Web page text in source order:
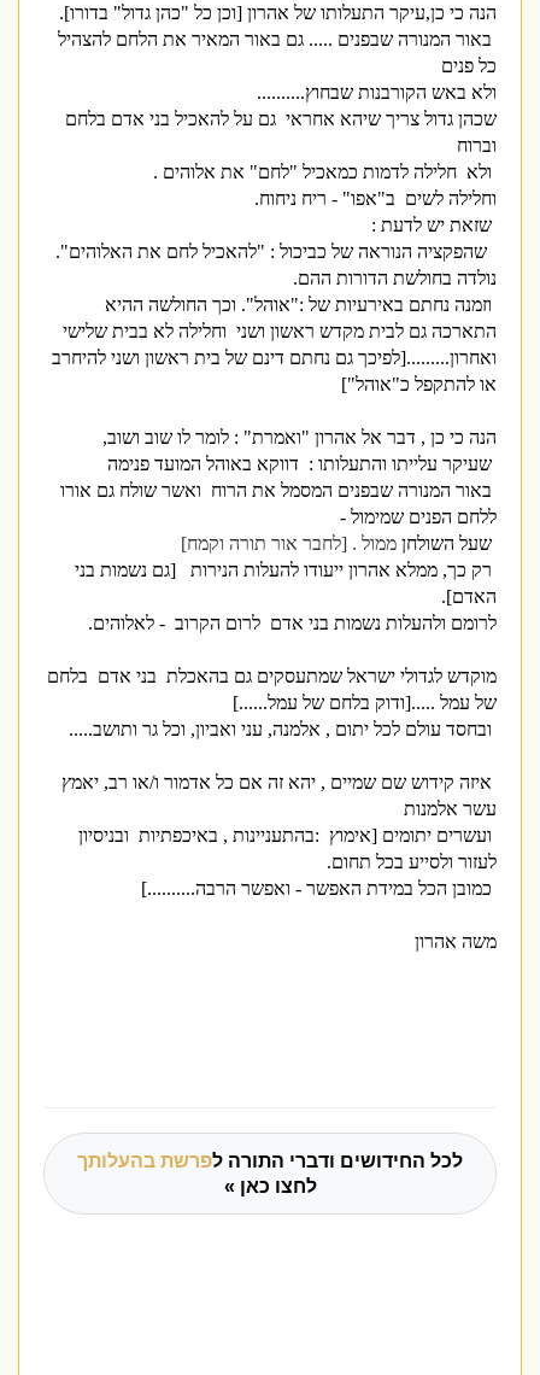
הנה כי כן,עיקר התעלותו של אהרון [וכן כל "כהן גדול" בדורו].
באור המנורה שבפנים ..... גם באור המאיר את הלחם להצהיל
כל פנים
ולא באש הקורבנות שבחוץ..........
שכהן גדול צריך שיהא אחראי גם על להאכיל בני אדם בלחם
וברוח
ולא חלילה לדמות כמאכיל "לחם" את אלוהים .
וחלילה לשים ב"אפו" - ריח ניחוח.
שזאת יש לדעת :
שהפקציה הנוראה של כביכול : "להאכיל לחם את האלוהים".
נולדה בחולשת הדורות ההם.
וזמנה נחתם באירעיות של :"אוהל". וכך החולשה ההיא
התארכה גם לבית מקדש ראשון ושני וחלילה לא בבית שלישי
ואחרון.........[לפיכך גם נחתם דינם של בית ראשון ושני להיחרב
או להתקפל כ"אוהל"]
הנה כי כן , דבר אל אהרון "ואמרת" : לומר לו שוב ושוב,
שעיקר עלייתו והתעלותו : דווקא באוהל המועד פנימה
באור המנורה שבפנים המסמל את הרוח ואשר שולח גם אורו
ללחם הפנים שמימול -
שעל השולחןממול . [לחבר אור תורה וקמח]
רק כך, ממלא אהרון ייעודו להעלות הנירות [גם נשמות בני
האדם].
לרומם ולהעלות נשמות בני אדם לרום הקרוב - לאלוהים.
מוקדש לגדולי ישראל שמתעסקים גם בהאכלת בני אדם בלחם
של עמל .....[ודוק בלחם של עמל......]
ובחסד עולם לכל יתום , אלמנה, עני ואביון, וכל גר ותושב.....
איזה קידוש שם שמיים , יהא זה אם כל אדמור ו/או רב, יאמץ
עשר אלמנות
ועשרים יתומים [אימוץ :בהתעניינות , באיכפתיות ובניסיון
לעזור ולסייע בכל תחום.
כמובן הכל במידת האפשר - ואפשר הרבה..........]
משה אהרון
לכל החידושים ודברי התורה לפרשת בהעלותך
לחצו כאן »